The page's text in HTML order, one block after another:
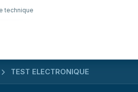
technique
TEST ELECTRONIQUE